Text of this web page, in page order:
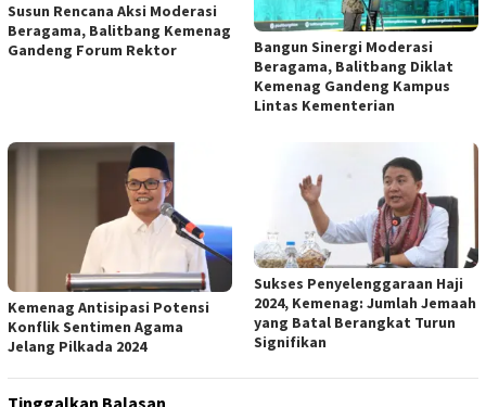
Susun Rencana Aksi Moderasi
Beragama, Balitbang Kemenag
Gandeng Forum Rektor
Bangun Sinergi Moderasi
Beragama, Balitbang Diklat
Kemenag Gandeng Kampus
Lintas Kementerian
Kemenag Antisipasi Potensi
Konflik Sentimen Agama
Jelang Pilkada 2024
Sukses Penyelenggaraan Haji
2024, Kemenag: Jumlah Jemaah
yang Batal Berangkat Turun
Signifikan
Tinggalkan Balasan